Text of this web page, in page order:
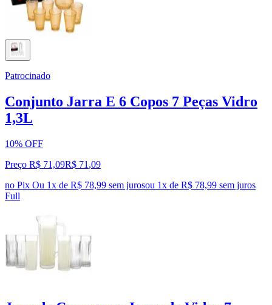
Patrocinado
Conjunto Jarra E 6 Copos 7 Peças Vidro
1,3L
10% OFF
Preço R$ 71,09R$ 71 ,09
no Pix Ou 1x de R$ 78,99 sem jurosou 1x de R$ 78,99 sem juros
Full